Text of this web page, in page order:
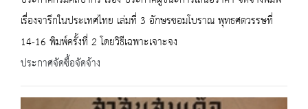
เรื่องจารึกในประเทศไทย เล่มที่ 3 อักษรขอมโบราณ พุทธศตวรรษที่
14-16 พิมพ์ครั้งที่ 2 โดยวิธีเฉพาะเจาะจง
ประกาศจัดซื้อจัดจ้าง